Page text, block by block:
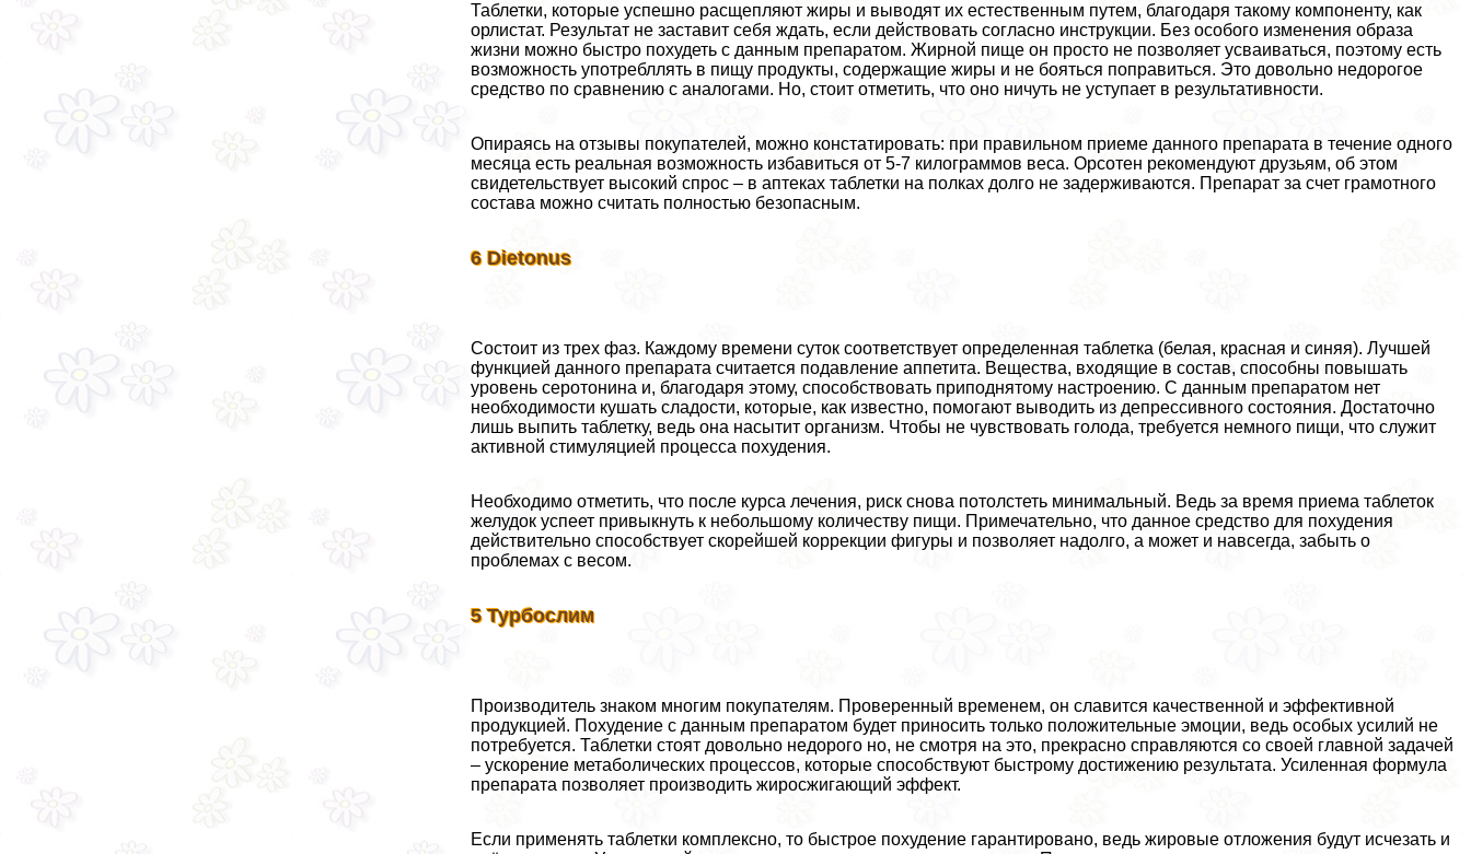
Таблетки, которые успешно расщепляют жиры и выводят их естественным путем, благодаря такому компоненту, как
орлистат. Результат не заставит себя ждать, если действовать согласно инструкции. Без особого изменения образа
жизни можно быстро похудеть с данным препаратом. Жирной пище он просто не позволяет усваиваться, поэтому есть
возможность употрeбллять в пищу продукты, содержащие жиры и не бояться поправиться. Это довольно недорогое
средство по сравнению с аналогами. Но, стоит отметить, что оно ничуть не уступает в результативности.
Опираясь на отзывы покупателей, можно констатировать: при правильном приеме данного препарата в течение одного
месяца есть реальная возможность избавиться от 5-7 килограммов веса. Орсотен рекомендуют друзьям, об этом
свидетельствует высокий спрос – в аптеках таблетки на полках долго не задерживаются. Препарат за счет грамотного
состава можно считать полностью безопасным.
6 Dietonus
Состоит из трех фаз. Каждому времени суток соответствует определенная таблетка (белая, красная и синяя). Лучшей
функцией данного препарата считается подавление аппетита. Вещества, входящие в состав, способны повышать
уровень серотонина и, благодаря этому, способствовать приподнятому настроению. С данным препаратом нет
необходимости кушать сладости, которые, как известно, помогают выводить из депрессивного состояния. Достаточно
лишь выпить таблетку, ведь она насытит организм. Чтобы не чувствовать голода, требуется немного пищи, что служит
активной стимуляцией процесса похудения.
Необходимо отметить, что после курса лечения, риск снова потолстеть минимальный. Ведь за время приема таблеток
желудок успеет привыкнуть к небольшому количеству пищи. Примечательно, что данное средство для похудения
действительно способствует скорейшей коррекции фигуры и позволяет надолго, а может и навсегда, забыть о
проблемах с весом.
5 Турбослим
Производитель знаком многим покупателям. Проверенный временем, он славится качественной и эффективной
продукцией. Похудение с данным препаратом будет приносить только положительные эмоции, ведь особых усилий не
потребуется. Таблетки стоят довольно недорого но, не смотря на это, прекрасно справляются со своей главной задачей
– ускорение метаболических процессов, которые способствуют быстрому достижению результата. Усиленная формула
препарата позволяет производить жиросжигающий эффект.
Если применять таблетки комплексно, то быстрое похудение гарантировано, ведь жировые отложения будут исчезать и